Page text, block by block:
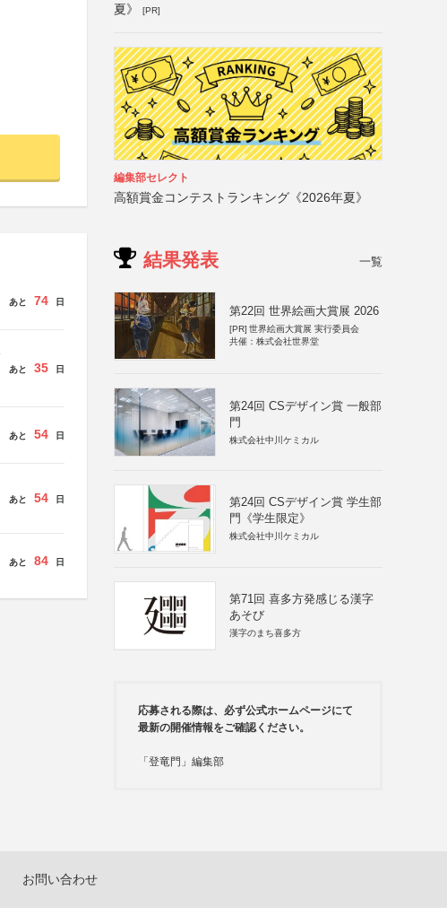
あと 74 日
あと 35 日
あと 54 日
あと 54 日
あと 84 日
夏》
[PR]
編集部セレクト
高額賞金コンテストランキング《2026年夏》
結果発表 一覧
第22回 世界絵画大賞展 2026
[PR] 世界絵画大賞展 実行委員会
共催：株式会社世界堂
第24回 CSデザイン賞 一般部
門
株式会社中川ケミカル
第24回 CSデザイン賞 学生部
門《学生限定》
株式会社中川ケミカル
第71回 喜多方発感じる漢字
あそび
漢字のまち喜多方
応募される際は、必ず公式ホームページにて
最新の開催情報をご確認ください。
「登竜門」編集部
お問い合わせ